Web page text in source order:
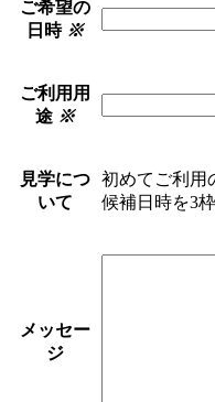
ご希望の
日時 ※
ご利用用
途 ※
見学につ
いて
初めてご利用
候補日時を3
メッセー
ジ